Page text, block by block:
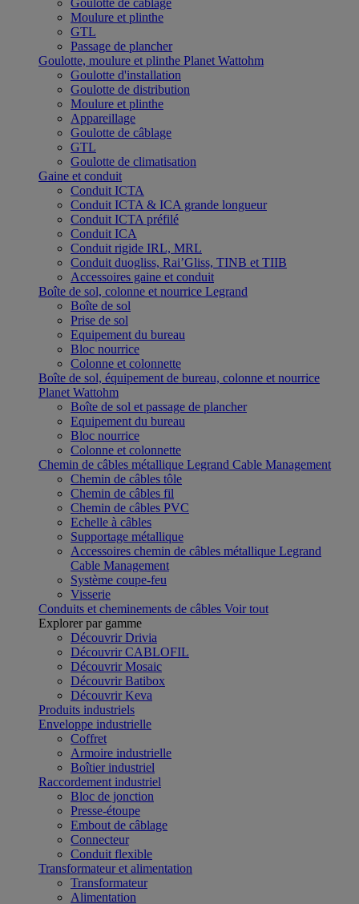
Goulotte de câblage
Moulure et plinthe
GTL
Passage de plancher
Goulotte, moulure et plinthe Planet Wattohm
Goulotte d'installation
Goulotte de distribution
Moulure et plinthe
Appareillage
Goulotte de câblage
GTL
Goulotte de climatisation
Gaine et conduit
Conduit ICTA
Conduit ICTA & ICA grande longueur
Conduit ICTA préfilé
Conduit ICA
Conduit rigide IRL, MRL
Conduit duogliss, Rai’Gliss, TINB et TIIB
Accessoires gaine et conduit
Boîte de sol, colonne et nourrice Legrand
Boîte de sol
Prise de sol
Equipement du bureau
Bloc nourrice
Colonne et colonnette
Boîte de sol, équipement de bureau, colonne et nourrice
Planet Wattohm
Boîte de sol et passage de plancher
Equipement du bureau
Bloc nourrice
Colonne et colonnette
Chemin de câbles métallique Legrand Cable Management
Chemin de câbles tôle
Chemin de câbles fil
Chemin de câbles PVC
Echelle à câbles
Supportage métallique
Accessoires chemin de câbles métallique Legrand
Cable Management
Système coupe-feu
Visserie
Conduits et cheminements de câbles Voir tout
Explorer par gamme
Découvrir Drivia
Découvrir CABLOFIL
Découvrir Mosaic
Découvrir Batibox
Découvrir Keva
Produits industriels
Enveloppe industrielle
Coffret
Armoire industrielle
Boîtier industriel
Raccordement industriel
Bloc de jonction
Presse-étoupe
Embout de câblage
Connecteur
Conduit flexible
Transformateur et alimentation
Transformateur
Alimentation